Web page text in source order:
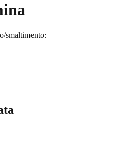
smaltimento: